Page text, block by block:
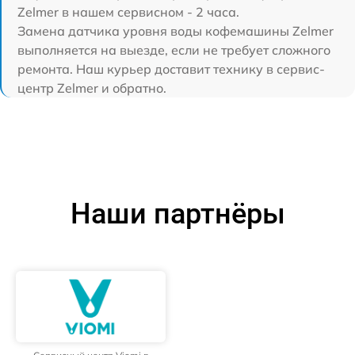
Zelmer в нашем сервисном - 2 часа.
Замена датчика уровня воды кофемашины Zelmer
выполняется на выезде, если не требует сложного
ремонта. Наш курьер доставит технику в сервис-
центр Zelmer и обратно.
Наши партнёры